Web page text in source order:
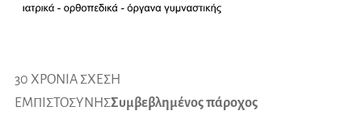
30 ΧΡΟΝΙΑ ΣΧΕΣΗ
ΕΜΠΙΣΤΟΣΥΝΗΣΣυμβεβλημένος πάροχος